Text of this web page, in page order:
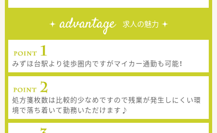
advantage 求人の魅力
みずほ台駅より徒歩圏内ですがマイカー通勤も可能！
処方箋枚数は比較的少なめですので残業が発生しにくい環
境で落ち着いて勤務いただけます♪